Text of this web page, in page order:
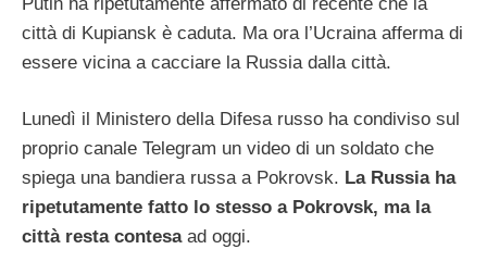
città di Kupiansk è caduta. Ma ora l’Ucraina afferma di
essere vicina a cacciare la Russia dalla città.
Lunedì il Ministero della Difesa russo ha condiviso sul
proprio canale Telegram un video di un soldato che
spiega una bandiera russa a Pokrovsk. La Russia ha
ripetutamente fatto lo stesso a Pokrovsk, ma la
città resta contesaad oggi.